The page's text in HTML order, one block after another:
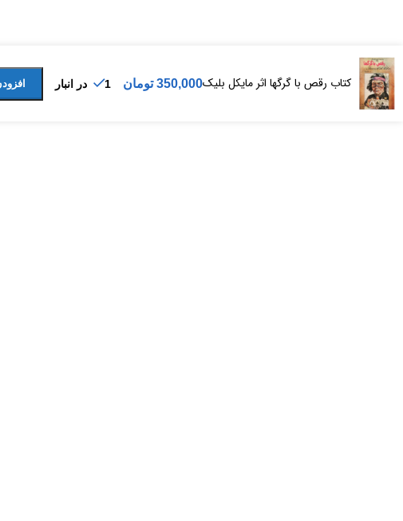
کتاب رقص با گرگها اثر مایکل بلیک350,000 تومان 1 در انبار